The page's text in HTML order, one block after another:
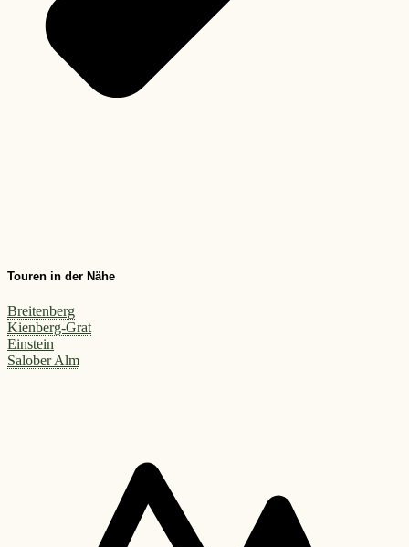
Touren in der Nähe
Breitenberg
Kienberg-Grat
Einstein
Salober Alm